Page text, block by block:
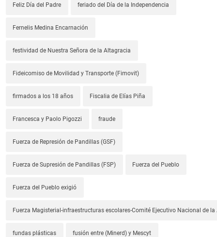
Feliz Día del Padre feriado del Día de la Independencia
Fernelis Medina Encarnación
festividad de Nuestra Señora de la Altagracia
Fideicomiso de Movilidad y Transporte (Fimovit)
firmados a los 18 años Fiscalia de Elías Piña
Francesca y Paolo Pigozzi fraude
Fuerza de Represión de Pandillas (GSF)
Fuerza de Supresión de Pandillas (FSP) Fuerza del Pueblo
Fuerza del Pueblo exigió
Fuerza Magisterial-infraestructuras escolares-Comité Ejecutivo Nacional de la
fundas plásticas fusión entre (Minerd) y Mescyt